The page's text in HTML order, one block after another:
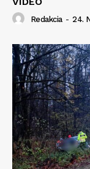
Redakcia - 24.